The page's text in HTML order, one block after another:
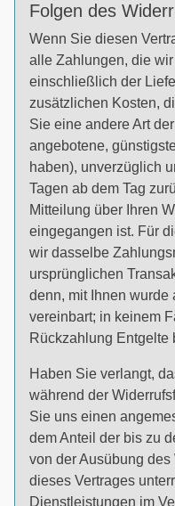
Folgen des
Wenn Sie diesen
alle Zahlungen, die
einschließlich der
zusätzlichen Kosten,
Sie eine andere Art
angebotene,
haben), unverzüglich
Tagen ab dem Tag
Mitteilung über Ihren
eingegangen ist. Für
wir dasselbe
ursprünglichen
denn, mit Ihnen
vereinbart; in keinem
Rückzahlung Entgelte
Haben Sie verlangt,
während der
Sie uns einen
dem Anteil der bis zu
von der Ausübung
dieses Vertrages
Dienstleistungen im